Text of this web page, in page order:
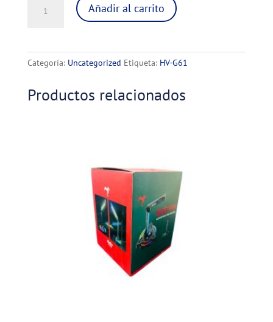
DOBLE
Añadir al carrito
Categoría: Uncategorized Etiqueta: HV-G61
Productos relacionados